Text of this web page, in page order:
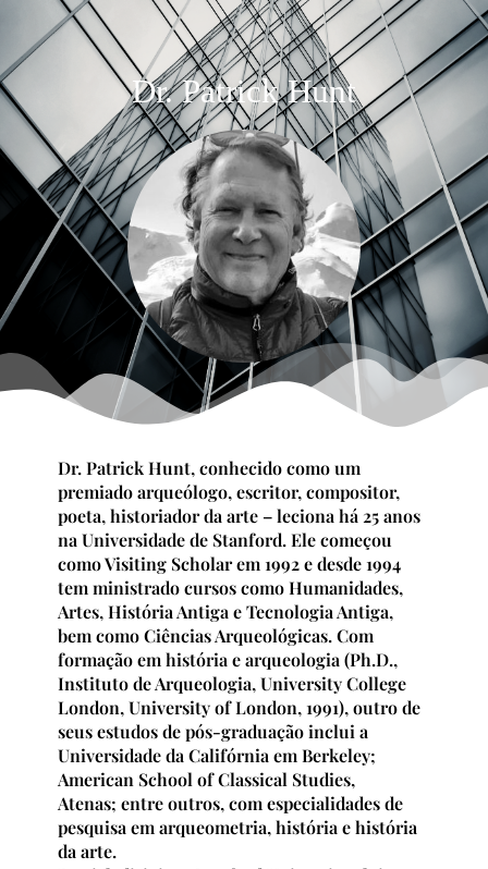
Dr. Patrick Hunt
Dr. Patrick Hunt, conhecido como um
premiado arqueólogo, escritor, compositor,
poeta, historiador da arte – leciona há 25 anos
na Universidade de Stanford. Ele começou
como Visiting Scholar em 1992 e desde 1994
tem ministrado cursos como Humanidades,
Artes, História Antiga e Tecnologia Antiga,
bem como Ciências Arqueológicas. Com
formação em história e arqueologia (Ph.D.,
Instituto de Arqueologia, University College
London, University of London, 1991), outro de
seus estudos de pós-graduação inclui a
Universidade da Califórnia em Berkeley;
American School of Classical Studies,
Atenas; entre outros, com especialidades de
pesquisa em arqueometria, história e história
da arte.